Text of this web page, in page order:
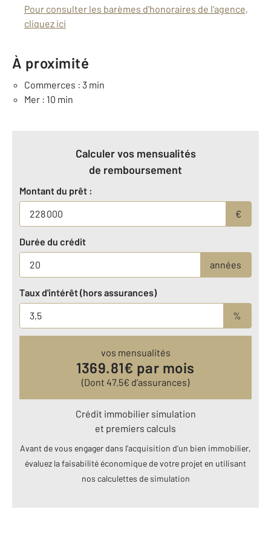
Pour consulter les barèmes d'honoraires de l'agence,
cliquez ici
À proximité
Commerces : 3 min
Mer : 10 min
Calculer vos mensualités
de remboursement
Montant du prêt :
€
Durée du crédit
années
Taux d'intérêt (hors assurances)
%
vos mensualités
1369.81€ par mois
(Dont 47.5€ d’assurances)
Crédit immobilier simulation
et premiers calculs
Avant de vous engager dans l’acquisition d’un bien immobilier,
évaluez la faisabilité économique de votre projet en utilisant
nos calculettes de simulation